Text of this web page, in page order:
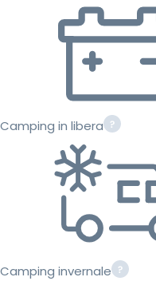
Camping in libera
Camping invernale